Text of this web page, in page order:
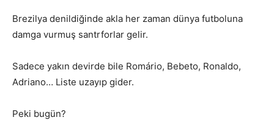
Brezilya denildiğinde akla her zaman dünya futboluna
damga vurmuş santrforlar gelir.
Sadece yakın devirde bile Romário, Bebeto, Ronaldo,
Adriano… Liste uzayıp gider.
Peki bugün?